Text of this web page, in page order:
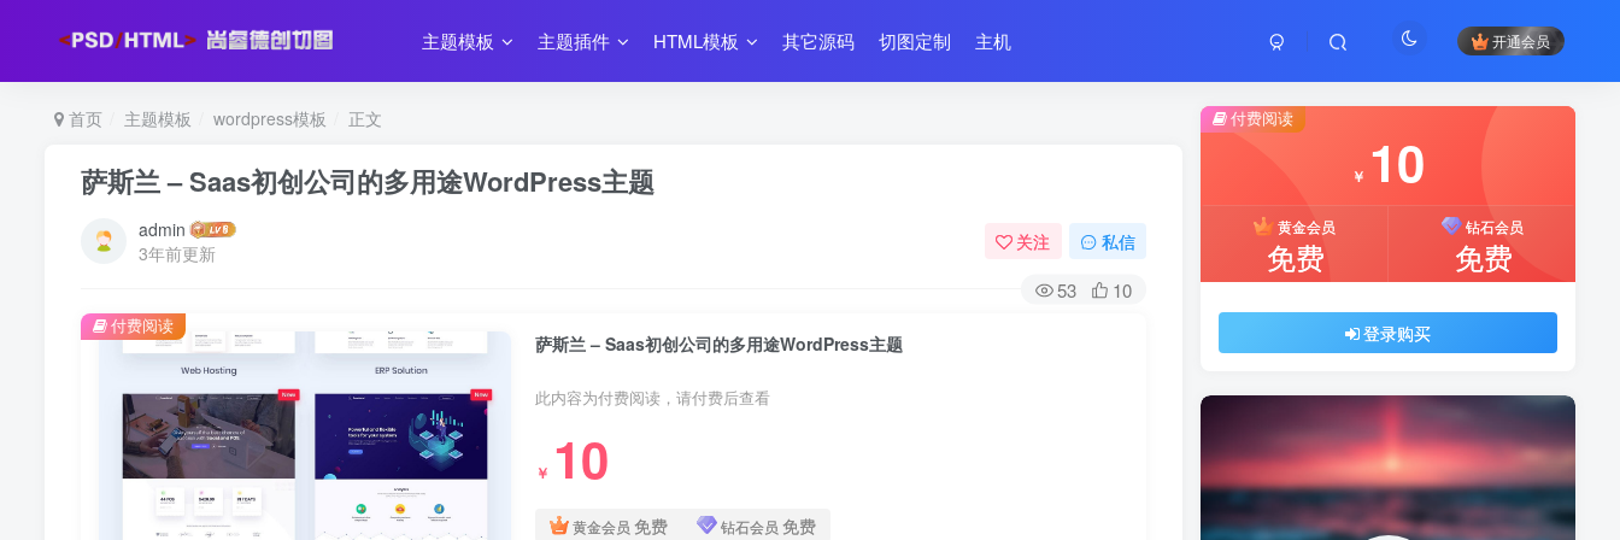
主题模板 主题插件 HTML模板 其它源码 切图定制 主机 开通会员
首页 主题模板 wordpress模板 正文
萨斯兰 – Saas初创公司的多用途WordPress主题
admin
3年前更新
关注 私信
53 10
萨斯兰 – Saas初创公司的多用途WordPress主题
此内容为付费阅读，请付费后查看
￥ 10
黄金会员 免费 钻石会员 免费
付费阅读
付费阅读
￥ 10
黄金会员
免费
钻石会员
免费
登录购买